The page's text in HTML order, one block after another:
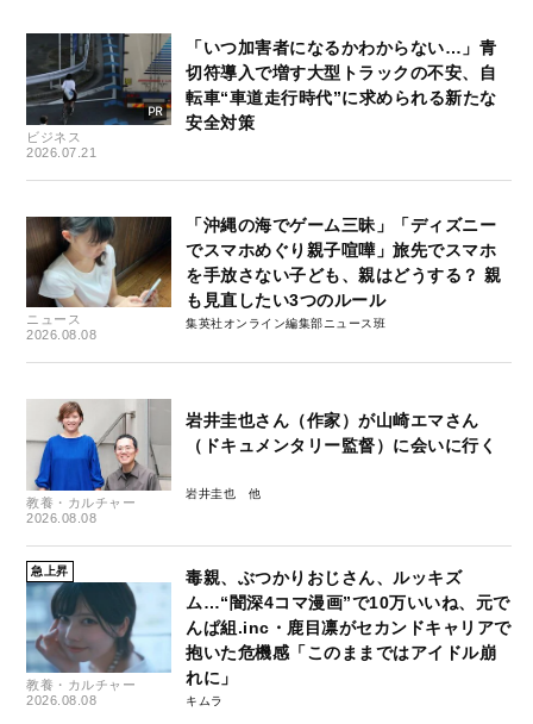
ビジネス
2026.07.21
「いつ加害者になるかわからない…」青
切符導入で増す大型トラックの不安、自
転車“車道走行時代”に求められる新たな
安全対策
ニュース
2026.08.08
「沖縄の海でゲーム三昧」「ディズニー
でスマホめぐり親子喧嘩」旅先でスマホ
を手放さない子ども、親はどうする？ 親
も見直したい3つのルール
集英社オンライン編集部ニュース班
教養・カルチャー
2026.08.08
岩井圭也さん（作家）が山崎エマさん
（ドキュメンタリー監督）に会いに行く
岩井圭也
急上昇
教養・カルチャー
2026.08.08
毒親、ぶつかりおじさん、ルッキズ
ム…“闇深4コマ漫画”で10万いいね、元で
んぱ組.inc・鹿目凛がセカンドキャリアで
抱いた危機感「このままではアイドル崩
れに」
キムラ